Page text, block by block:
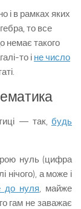
і в рамках яких
то все
немає такого
то і не число
— так, будь
нуль (цифра
нічого), а може і
до нуля, майже
гам не заважає